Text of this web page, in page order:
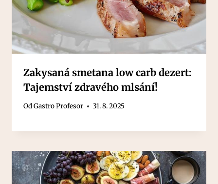
Zakysaná smetana low carb dezert:
Tajemství zdravého mlsání!
OdGastro Profesor 31. 8. 2025